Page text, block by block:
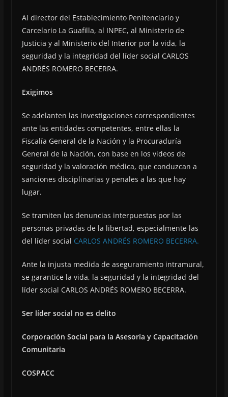
Al director del Establecimiento Penitenciario y
Carcelario La Guafilla, al INPEC, al Ministerio de
Justicia y al Ministerio del Interior por la vida, la
seguridad y la integridad del líder social CARLOS
ANDRÉS ROMERO BECERRA.
Exigimos
Se adelanten las investigaciones correspondientes
ante las entidades competentes, entre ellas la
Fiscalía General de la Nación y la Procuraduría
General de la Nación, con base en los videos de
seguridad y la valoración médica, que conduzcan a
sanciones disciplinarias y penales a las que hay
lugar.
Se tramiten las denuncias interpuestas por las
personas privadas de la libertad, especialmente las
del líder social CARLOS ANDRÉS ROMERO BECERRA.
Ante la injusta medida de aseguramiento intramural,
se garantice la vida, la seguridad y la integridad del
líder social CARLOS ANDRÉS ROMERO BECERRA.
Ser líder social no es delito
Corporación Social para la Asesoría y Capacitación
Comunitaria
COSPACC